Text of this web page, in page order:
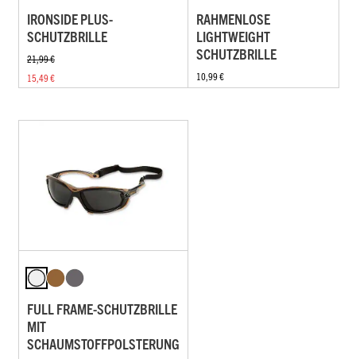
IRONSIDE PLUS-
SCHUTZBRILLE
21,99 €
15,49 €
RAHMENLOSE
LIGHTWEIGHT
SCHUTZBRILLE
10,99 €
FULL FRAME-SCHUTZBRILLE
MIT
SCHAUMSTOFFPOLSTERUNG